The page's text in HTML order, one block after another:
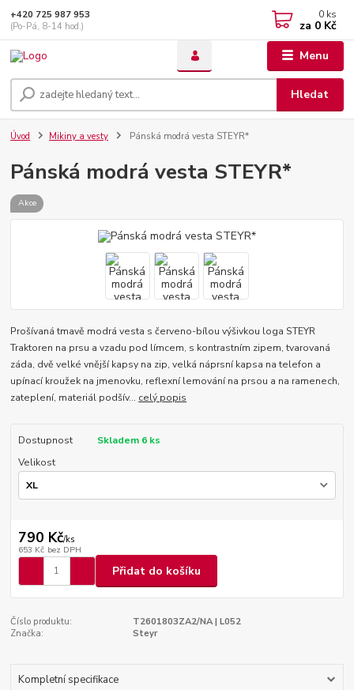
Menu
Hledat
+420 725 987 953
(Po-Pá, 8-14 hod.)
0 ks
za 0 Kč
Úvod Mikiny a vesty Pánská modrá vesta STEYR*
Pánská modrá vesta STEYR*
Akce
Prošívaná tmavě modrá vesta s červeno-bílou výšivkou loga STEYR
Traktoren na prsu a vzadu pod límcem, s kontrastním zipem, tvarovaná
záda, dvě velké vnější kapsy na zip, velká náprsní kapsa na telefon a
upínací kroužek na jmenovku, reflexní lemování na prsou a na ramenech,
zateplení, materiál podšív... celý popis
Dostupnost
Skladem 6 ks
Velikost
790 Kč/ks
653 Kč bez DPH
Přidat do košíku
Číslo produktu:
T2601803ZA2/NA | L052
Značka:
Steyr
Kompletní specifikace